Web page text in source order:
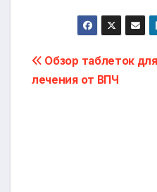
Навигация
по
Обзор таблеток для
лечения от ВПЧ